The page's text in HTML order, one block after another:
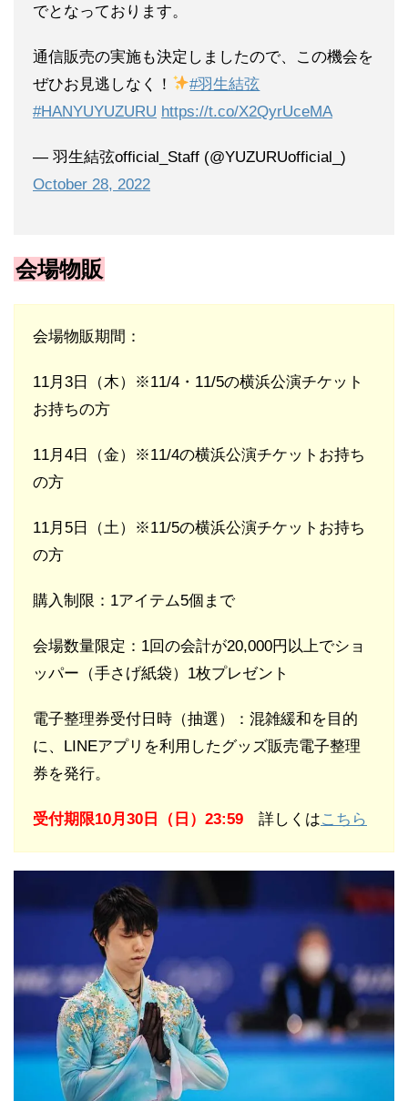
でとなっております。
通信販売の実施も決定しましたので、この機会を
ぜひお見逃しなく！
#羽生結弦
#HANYUYUZURU https://t.co/X2QyrUceMA
— 羽生結弦official_Staff (@YUZURUofficial_)
October 28, 2022
会場物販
会場物販期間：
11月3日（木）※11/4・11/5の横浜公演チケット
お持ちの方
11月4日（金）※11/4の横浜公演チケットお持ち
の方
11月5日（土）※11/5の横浜公演チケットお持ち
の方
購入制限：1アイテム5個まで
会場数量限定：1回の会計が20,000円以上でショ
ッパー（手さげ紙袋）1枚プレゼント
電子整理券受付日時（抽選）：混雑緩和を目的
に、LINEアプリを利用したグッズ販売電子整理
券を発行。
受付期限10月30日（日）23:59 詳しくはこちら